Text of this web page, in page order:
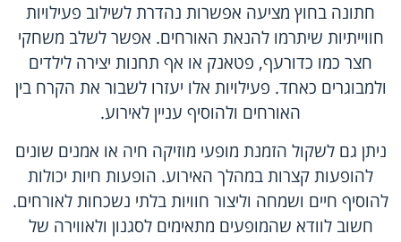
חתונה בחוץ מציעה אפשרות נהדרת לשילוב פעילויות
חווייתיות שיתרמו להנאת האורחים. אפשר לשלב משחקי
חצר כמו כדורעף, פטאנק או אף תחנות יצירה לילדים
ולמבוגרים כאחד. פעילויות אלו יעזרו לשבור את הקרח בין
האורחים ולהוסיף עניין לאירוע.
ניתן גם לשקול הזמנת מופעי מוזיקה חיה או אמנים שונים
להופעות קצרות במהלך האירוע. הופעות חיות יכולות
להוסיף חיים ושמחה וליצור חוויות בלתי נשכחות לאורחים.
חשוב לוודא שהמופעים מתאימים לסגנון ולאווירה של